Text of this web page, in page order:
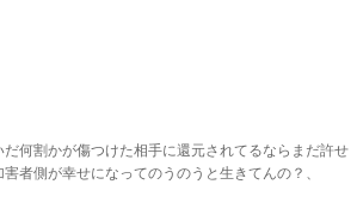
何割かが傷つけた相手に還元されてるならまだ許せ
者側が幸せになってのうのうと生きてんの？、